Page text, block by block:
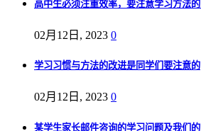
高中生必须注重效率，要注意学习方法
02月12日, 2023 0
学习习惯与方法的改进是同学们要注意的
02月12日, 2023 0
某学生家长邮件咨询的学习问题及我们